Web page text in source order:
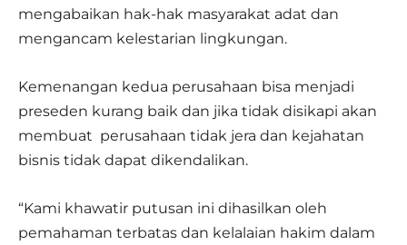
mengabaikan hak-hak masyarakat adat dan
mengancam kelestarian lingkungan.
Kemenangan kedua perusahaan bisa menjadi
preseden kurang baik dan jika tidak disikapi akan
membuat perusahaan tidak jera dan kejahatan
bisnis tidak dapat dikendalikan.
“Kami khawatir putusan ini dihasilkan oleh
pemahaman terbatas dan kelalaian hakim dalam